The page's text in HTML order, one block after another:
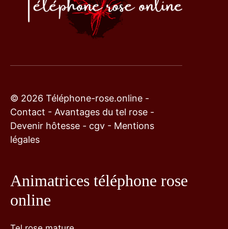
© 2026 Téléphone-rose.online -
Contact - Avantages du tel rose -
Devenir hôtesse - cgv - Mentions
légales
Animatrices téléphone rose
online